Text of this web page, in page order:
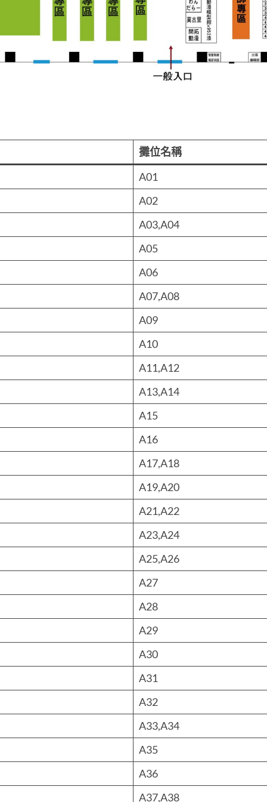
攤位名稱
A01
A02
A03,A04
A05
A06
A07,A08
A09
A10
A11,A12
A13,A14
A15
A16
A17,A18
A19,A20
A21,A22
A23,A24
A25,A26
A27
A28
A29
A30
A31
A32
A33,A34
A35
A36
A37,A38